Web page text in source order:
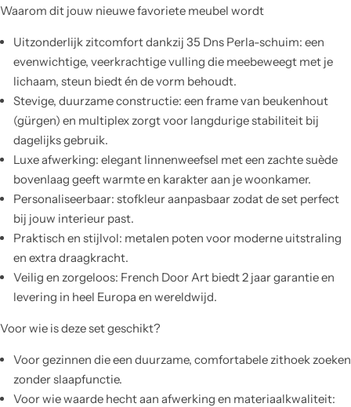
Waarom dit jouw nieuwe favoriete meubel wordt
Uitzonderlijk zitcomfort dankzij 35 Dns Perla-schuim: een
evenwichtige, veerkrachtige vulling die meebeweegt met je
lichaam, steun biedt én de vorm behoudt.
Stevige, duurzame constructie: een frame van beukenhout
(gürgen) en multiplex zorgt voor langdurige stabiliteit bij
dagelijks gebruik.
Luxe afwerking: elegant linnenweefsel met een zachte suède
bovenlaag geeft warmte en karakter aan je woonkamer.
Personaliseerbaar: stofkleur aanpasbaar zodat de set perfect
bij jouw interieur past.
Praktisch en stijlvol: metalen poten voor moderne uitstraling
en extra draagkracht.
Veilig en zorgeloos: French Door Art biedt 2 jaar garantie en
levering in heel Europa en wereldwijd.
Voor wie is deze set geschikt?
Voor gezinnen die een duurzame, comfortabele zithoek zoeken
zonder slaapfunctie.
Voor wie waarde hecht aan afwerking en materiaalkwaliteit: